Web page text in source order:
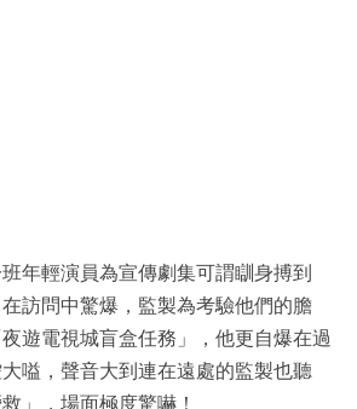
年輕演員為宣傳劇集可謂瞓身搏到
訪問中驚爆，監製為考驗他們的膽
遊電視城盲盒任務」，他更自爆在過
嗌，聲音大到連在遠處的監製也聽
」，場面極度驚嚇！